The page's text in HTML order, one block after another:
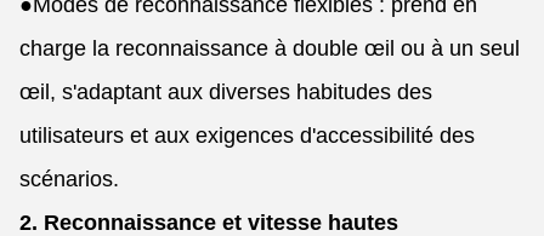
●Modes de reconnaissance flexibles : prend en
charge la reconnaissance à double œil ou à un seul
œil, s'adaptant aux diverses habitudes des
utilisateurs et aux exigences d'accessibilité des
scénarios.
2. Reconnaissance et vitesse hautes